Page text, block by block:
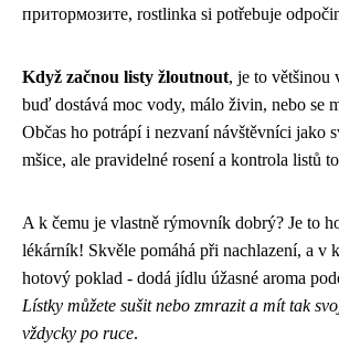
притормозите, rostlinka si potřebuje
Když začnou listy žloutnout, je to většinou
buď dostává moc vody, málo živin, nebo se
Občas ho potrápí i nezvaní návštěvníci jako
mšice, ale pravidelné rosení a kontrola listů
A k čemu je vlastně rýmovník dobrý? Je to
lékárník! Skvěle pomáhá při nachlazení, a v
hotový poklad - dodá jídlu úžasné aroma
Lístky můžete sušit nebo zmrazit a mít tak
vždycky po ruce.